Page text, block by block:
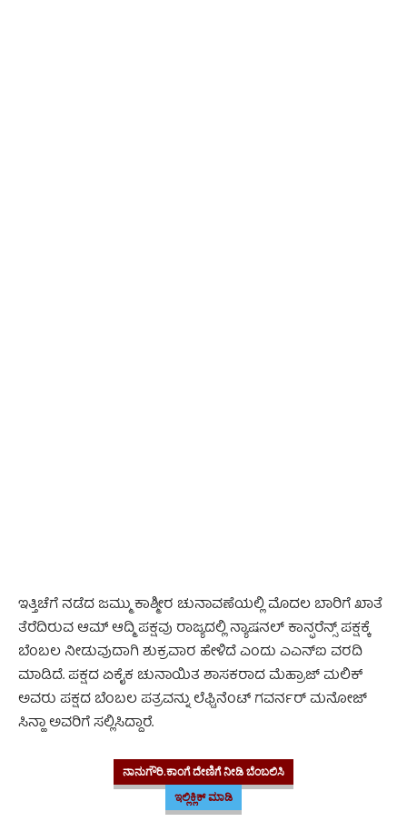
ಇತ್ತಿಚೆಗೆ ನಡೆದ ಜಮ್ಮು ಕಾಶ್ಮೀರ ಚುನಾವಣೆಯಲ್ಲಿ ಮೊದಲ ಬಾರಿಗೆ ಖಾತೆ
ತೆರೆದಿರುವ ಆಮ್ ಆದ್ಮಿ ಪಕ್ಷವು ರಾಜ್ಯದಲ್ಲಿ ನ್ಯಾಷನಲ್ ಕಾನ್ಫರೆನ್ಸ್‌ ಪಕ್ಷಕ್ಕೆ
ಬೆಂಬಲ ನೀಡುವುದಾಗಿ ಶುಕ್ರವಾರ ಹೇಳಿದೆ ಎಂದು ಎಎನ್‌ಐ ವರದಿ
ಮಾಡಿದೆ. ಪಕ್ಷದ ಏಕೈಕ ಚುನಾಯಿತ ಶಾಸಕರಾದ ಮೆಹ್ರಾಜ್ ಮಲಿಕ್
ಅವರು ಪಕ್ಷದ ಬೆಂಬಲ ಪತ್ರವನ್ನು ಲೆಫ್ಟಿನೆಂಟ್ ಗವರ್ನರ್ ಮನೋಜ್
ಸಿನ್ಹಾ ಅವರಿಗೆ ಸಲ್ಲಿಸಿದ್ದಾರೆ.
ನಾನುಗೌರಿ.ಕಾಂಗೆ ದೇಣಿಗೆ ನೀಡಿ ಬೆಂಬಲಿಸಿ
ಇಲ್ಲಿಕ್ಲಿಕ್ ಮಾಡಿ